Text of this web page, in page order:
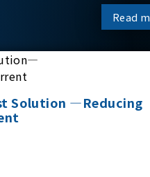
Read
Solution —Reducing